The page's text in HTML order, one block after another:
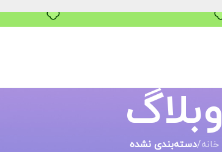
وبلاگ
خانه/دسته‌بندی نشده